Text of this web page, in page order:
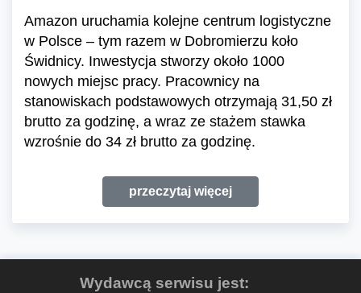
Amazon uruchamia kolejne centrum logistyczne
w Polsce – tym razem w Dobromierzu koło
Świdnicy. Inwestycja stworzy około 1000
nowych miejsc pracy. Pracownicy na
stanowiskach podstawowych otrzymają 31,50 zł
brutto za godzinę, a wraz ze stażem stawka
wzrośnie do 34 zł brutto za godzinę.
przeczytaj więcej
Wydawcą serwisu jest: